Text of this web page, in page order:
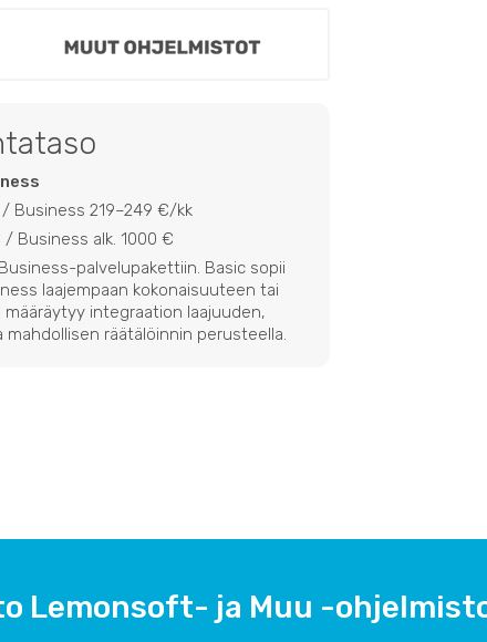
Business 219–249 €/kk
Business alk. 1000 €
palvelupakettiin. Basic sopii
laajempaan kokonaisuuteen tai
integraation laajuuden,
räätälöinnin perusteella.
Lemonsoft- ja Muu -